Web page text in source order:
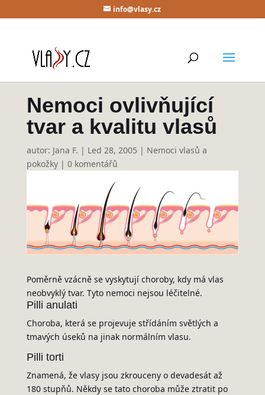
info@vlasy.cz
Nemoci ovlivňující
tvar a kvalitu vlasů
autor: Jana F. | Led 28, 2005 | Nemoci vlasů a
pokožky| 0 komentářů
Poměrně vzácně se vyskytují choroby, kdy má vlas
neobvyklý tvar. Tyto nemoci nejsou léčitelné.
Pilli anulati
Choroba, která se projevuje střídáním světlých a
tmavých úseků na jinak normálním vlasu.
Pilli torti
Znamená, že vlasy jsou zkrouceny o devadesát až
180 stupňů. Někdy se tato choroba může ztratit po